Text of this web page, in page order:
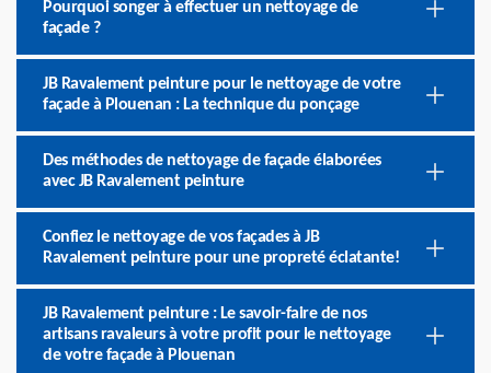
Pourquoi songer à effectuer un nettoyage de
façade ?
JB Ravalement peinture pour le nettoyage de votre
façade à Plouenan : La technique du ponçage
Des méthodes de nettoyage de façade élaborées
avec JB Ravalement peinture
Confiez le nettoyage de vos façades à JB
Ravalement peinture pour une propreté éclatante!
JB Ravalement peinture : Le savoir-faire de nos
artisans ravaleurs à votre profit pour le nettoyage
de votre façade à Plouenan